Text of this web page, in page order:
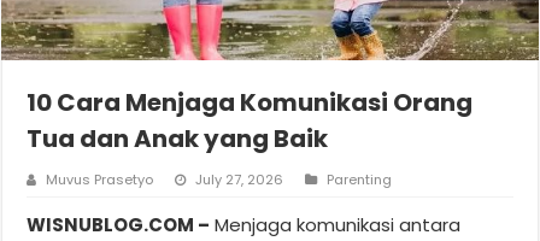
10 Cara Menjaga Komunikasi Orang
Tua dan Anak yang Baik
Muvus Prasetyo July 27, 2026 Parenting
WISNUBLOG.COM – Menjaga komunikasi antara